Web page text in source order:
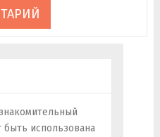
использована